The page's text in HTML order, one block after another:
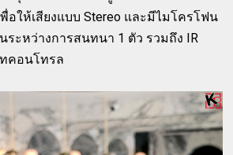
อให้เสียงแบบ Stereo และมีไมโครโฟน
ระหว่างการสนทนา 1 ตัว รวมถึง IR
คอนโทรล